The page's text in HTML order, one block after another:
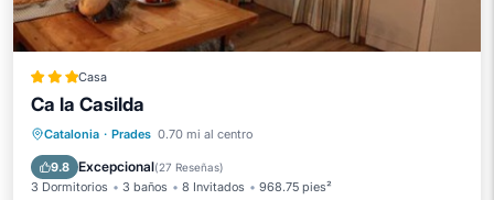
Casa
Ca la Casilda
Catalonia · Prades 0.70 mi al centro
9.8 Excepcional(27 Reseñas)
3 Dormitorios 3 baños 8 Invitados 968.75 pies²
Internet
Seguridad/Protección
Servicios para huéspedes